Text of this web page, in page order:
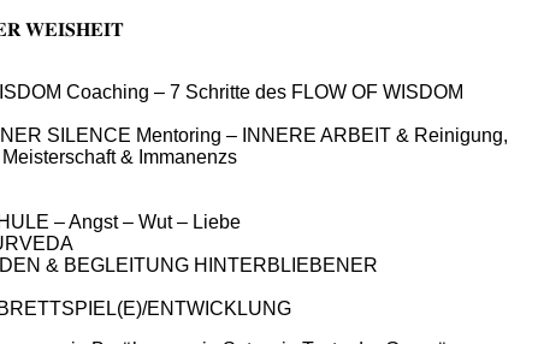
𝐖𝐄𝐈𝐒𝐇𝐄𝐈𝐓
Coaching – 7 Schritte des FLOW OF WISDOM
SILENCE Mentoring – INNERE ARBEIT & Reinigung,
& Immanenzs
– Angst – Wut – Liebe
& BEGLEITUNG HINTERBLIEBENER
ENTWICKLUNG